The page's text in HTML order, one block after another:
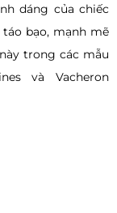
dáng của chiếc
bạo, mạnh mẽ
trong các mẫu
và Vacheron